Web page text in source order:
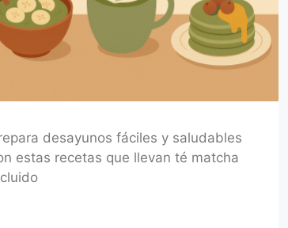
desayunos fáciles y saludables
estas recetas que llevan té matcha